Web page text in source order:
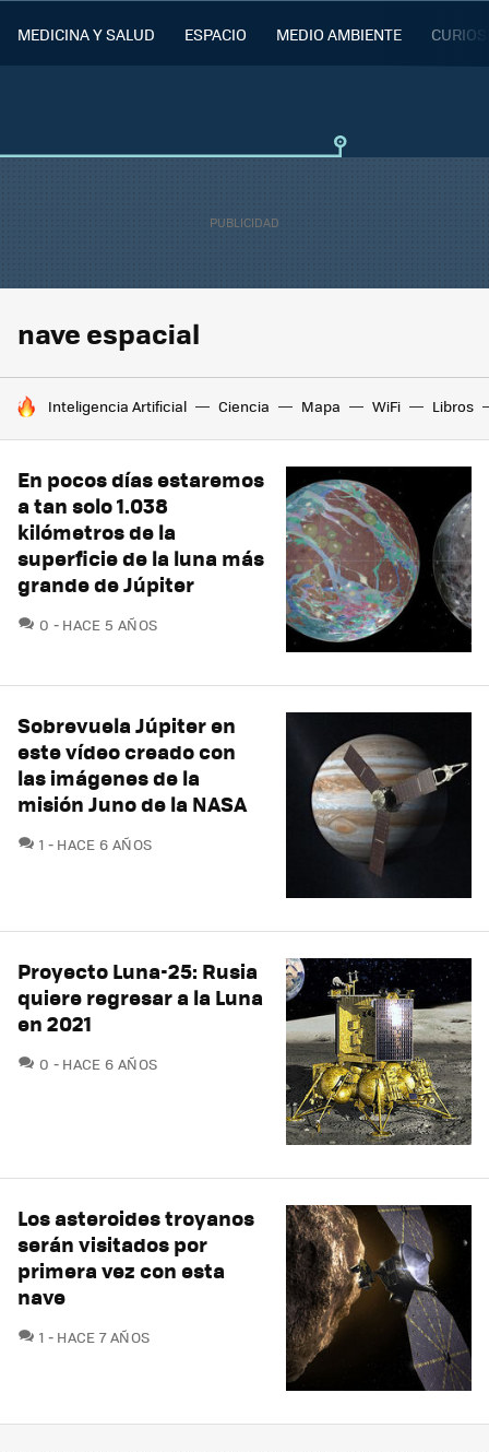
MEDICINA Y SALUD ESPACIO MEDIO AMBIENTE
nave espacial
HOY SE HABLA DE
Inteligencia Artificial Ciencia Mapa WiFi Libros
En pocos días estaremos
a tan solo 1.038
kilómetros de la
superficie de la luna más
grande de Júpiter
0 COMENTARIOS
HACE 5 AÑOS
Sobrevuela Júpiter en
este vídeo creado con
las imágenes de la
misión Juno de la NASA
1 COMENTARIOS
HACE 6 AÑOS
Proyecto Luna-25: Rusia
quiere regresar a la Luna
en 2021
0 COMENTARIOS
HACE 6 AÑOS
Los asteroides troyanos
serán visitados por
primera vez con esta
nave
1 COMENTARIOS
HACE 7 AÑOS